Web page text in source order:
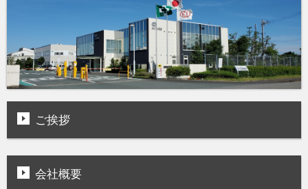
ご挨拶
会社概要